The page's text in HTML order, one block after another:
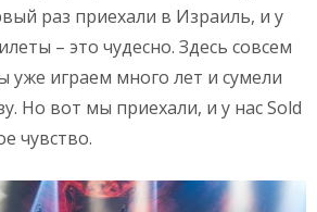
раз приехали в Израиль, и у
– это чудесно. Здесь совсем
уже играем много лет и сумели
Но вот мы приехали, и у нас Sold
чувство.